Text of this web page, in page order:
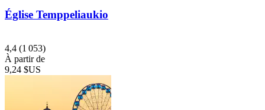
Église Temppeliaukio
4,4 (1 053)
À partir de
9,24 $US